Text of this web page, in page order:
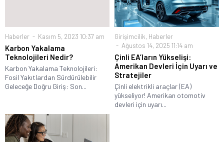
Haberler Kasım 5, 2023 10:37 am
Karbon Yakalama
Teknolojileri Nedir?
Karbon Yakalama Teknolojileri:
Fosil Yakıtlardan Sürdürülebilir
Geleceğe Doğru Giriş: Son...
Girişimcilik, Haberler
Ağustos 14, 2025 11:14 am
Çinli EA’ların Yükselişi:
Amerikan Devleri İçin Uyarı ve
Stratejiler
Çinli elektrikli araçlar (EA)
yükseliyor! Amerikan otomotiv
devleri için uyarı...